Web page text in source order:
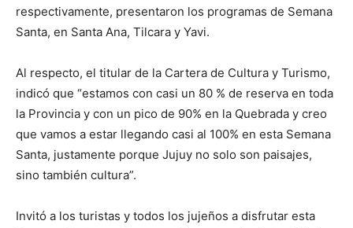
respectivamente, presentaron los programas de Semana
Santa, en Santa Ana, Tilcara y Yavi.
Al respecto, el titular de la Cartera de Cultura y Turismo,
indicó que “estamos con casi un 80 % de reserva en toda
la Provincia y con un pico de 90% en la Quebrada y creo
que vamos a estar llegando casi al 100% en esta Semana
Santa, justamente porque Jujuy no solo son paisajes,
sino también cultura”.
Invitó a los turistas y todos los jujeños a disfrutar esta